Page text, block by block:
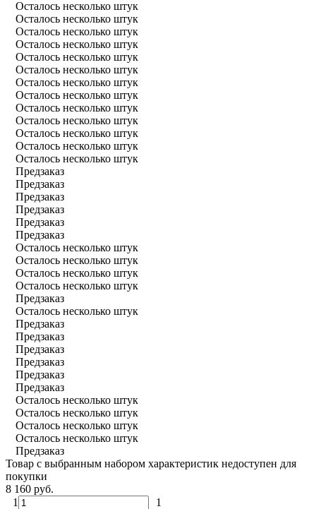
Осталось несколько штук
Осталось несколько штук
Осталось несколько штук
Осталось несколько штук
Осталось несколько штук
Осталось несколько штук
Осталось несколько штук
Осталось несколько штук
Осталось несколько штук
Осталось несколько штук
Осталось несколько штук
Осталось несколько штук
Осталось несколько штук
Предзаказ
Предзаказ
Предзаказ
Предзаказ
Предзаказ
Предзаказ
Осталось несколько штук
Осталось несколько штук
Осталось несколько штук
Осталось несколько штук
Предзаказ
Осталось несколько штук
Предзаказ
Предзаказ
Предзаказ
Предзаказ
Предзаказ
Предзаказ
Осталось несколько штук
Осталось несколько штук
Осталось несколько штук
Осталось несколько штук
Предзаказ
Товар с выбранным набором характеристик недоступен для
покупки
8 160 руб.
1
1